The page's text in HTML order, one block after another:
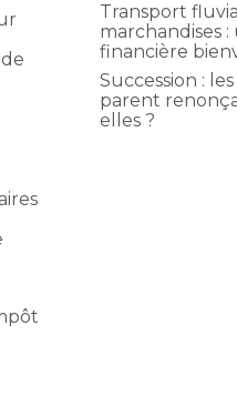
Transport
marchandises :
financière
Succession :
parent
elles ?